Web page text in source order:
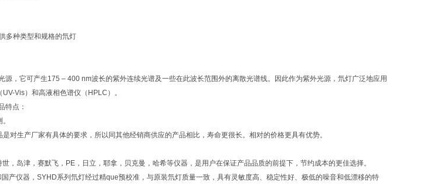
多种类型和规格的氘灯
，它可产生175 – 400 nm波长的紫外连续光谱及一些在此波长范围外的离散光谱线。因此作为紫外光源，氘灯广泛地应用
Vis）和高液相色谱仪（HPLC）。
特点：
对生产厂家有具体的要求，所以同其他经销商供应的产品相比，寿命更很长。相对的价格更具有优势。
，岛津，赛默飞，PE，日立，耶拿，贝克曼，哈希等仪器，是用户在保证产品品质的前提下，节约成本的更佳选择。
产仪器，SYHD系列氘灯经过精que预校准，与原装氘灯质量一致，具有灵敏度高、稳定性好、极低的噪音和低漂移的特